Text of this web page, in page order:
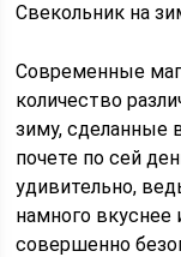
Свекольник на
Современные
количество
зиму, сделанные
почете по сей
удивительно,
намного вкуснее
совершенно